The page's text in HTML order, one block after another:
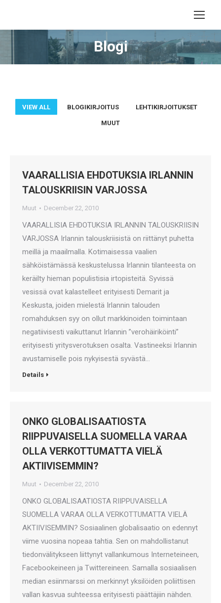
Blogi
VIEW ALL BLOGIKIRJOITUS LEHTIKIRJOITUKSET
MUUT
VAARALLISIA EHDOTUKSIA IRLANNIN
TALOUSKRIISIN VARJOSSA
Muut December 22, 2010
VAARALLISIA EHDOTUKSIA IRLANNIN TALOUSKRIISIN
VARJOSSA Irlannin talouskriisistä on riittänyt puhetta
meillä ja maailmalla. Kotimaisessa vaalien
sähköistämässä keskustelussa Irlannin tilanteesta on
keräilty hieman populistisia irtopisteitä. Syvissä
vesissä ovat kalastelleet erityisesti Demarit ja
Keskusta, joiden mielestä Irlannin talouden
romahduksen syy on ollut markkinoiden toimintaan
negatiivisesti vaikuttanut Irlannin ”verohäiriköinti”
erityisesti yritysverotuksen osalta. Vastineeksi Irlannin
avustamiselle pois nykyisestä syvästä…
Details
ONKO GLOBALISAATIOSTA
RIIPPUVAISELLA SUOMELLA VARAA
OLLA VERKOTTUMATTA VIELÄ
AKTIIVISEMMIN?
Muut December 22, 2010
ONKO GLOBALISAATIOSTA RIIPPUVAISELLA
SUOMELLA VARAA OLLA VERKOTTUMATTA VIELÄ
AKTIIVISEMMIN? Sosiaalinen globalisaatio on edennyt
viime vuosina nopeaa tahtia. Sen on mahdollistanut
tiedonvälitykseen liittynyt vallankumous Interneteineen,
Facebookeineen ja Twittereineen. Samalla sosiaalisen
median esiinmarssi on merkinnyt yksilöiden poliittisen
vallan kasvua suhteessa erityisesti päättäjiin nähden.